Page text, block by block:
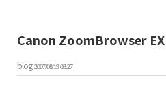
Canon ZoomBrowser EX
blog 2007/08/19 03:27